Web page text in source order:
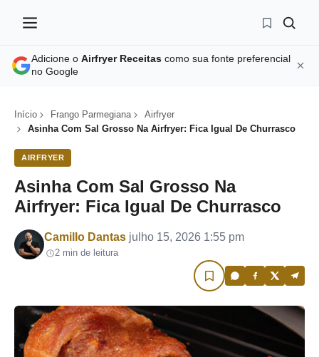
Adicione o Airfryer Receitas como sua fonte preferencial
no Google
Início Frango Parmegiana
Airfryer
Asinha Com Sal Grosso Na Airfryer: Fica Igual De Churrasco
AIRFRYER
Asinha Com Sal Grosso Na
Airfryer: Fica Igual De Churrasco
Por
Camillo Dantas julho 15, 2026 1:55 pm
2 min de leitura